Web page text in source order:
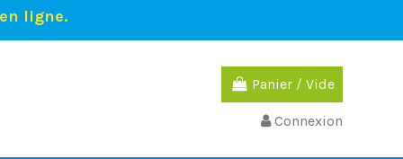
ligne.
Panier / Vide
Connexion